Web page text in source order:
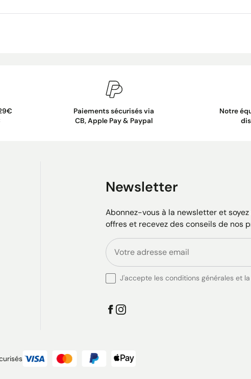
Paiements sécurisés via
CB, Apple Pay & Paypal
Notre
Newsletter
Abonnez-vous à la newsletter et
offres et recevez des conseils de nos
J'accepte les conditions générales et